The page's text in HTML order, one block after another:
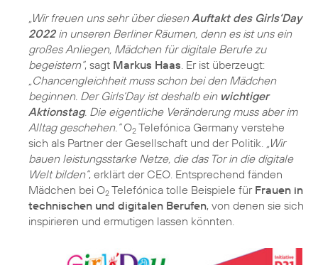
„Wir freuen uns sehr über diesenAuftakt des Girls‘Day
2022in unseren Berliner Räumen, denn es ist uns ein
großes Anliegen, Mädchen für digitale Berufe zu
begeistern“, sagt Markus Haas. Er ist überzeugt:
„Chancengleichheit muss schon bei den Mädchen
beginnen. Der Girls‘Day ist deshalb ein wichtiger
Aktionstag. Die eigentliche Veränderung muss aber im
Alltag geschehen.“O2 Telefónica Germany verstehe
sich als Partner der Gesellschaft und der Politik. „Wir
bauen leistungsstarke Netze, die das Tor in die digitale
Welt bilden“, erklärt der CEO. Entsprechend fänden
Mädchen bei O2 Telefónica tolle Beispiele für Frauen in
technischen und digitalen Berufen, von denen sie sich
inspirieren und ermutigen lassen könnten.